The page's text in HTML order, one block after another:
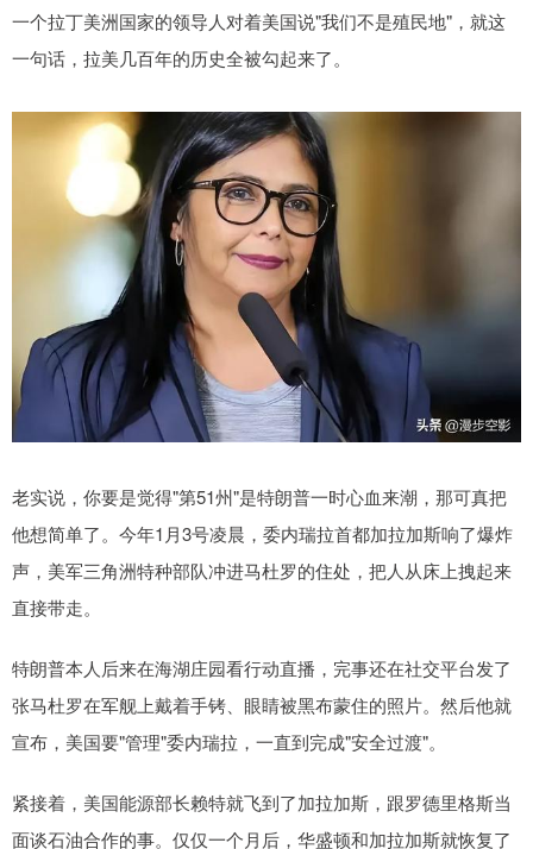
一个拉丁美洲国家的领导人对着美国说"我们不是殖民地"，就这
一句话，拉美几百年的历史全被勾起来了。
老实说，你要是觉得"第51州"是特朗普一时心血来潮，那可真把
他想简单了。今年1月3号凌晨，委内瑞拉首都加拉加斯响了爆炸
声，美军三角洲特种部队冲进马杜罗的住处，把人从床上拽起来
直接带走。
特朗普本人后来在海湖庄园看行动直播，完事还在社交平台发了
张马杜罗在军舰上戴着手铐、眼睛被黑布蒙住的照片。然后他就
宣布，美国要"管理"委内瑞拉，一直到完成"安全过渡"。
紧接着，美国能源部长赖特就飞到了加拉加斯，跟罗德里格斯当
面谈石油合作的事。仅仅一个月后，华盛顿和加拉加斯就恢复了